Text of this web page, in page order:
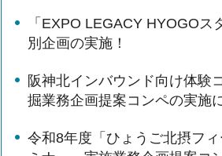
「EXPO LEGACY HYOGO
別企画の実施！
阪神北インバウンド向け体験
掘業務企画提案コンペの実施
令和8年度「ひょうご北摂フ